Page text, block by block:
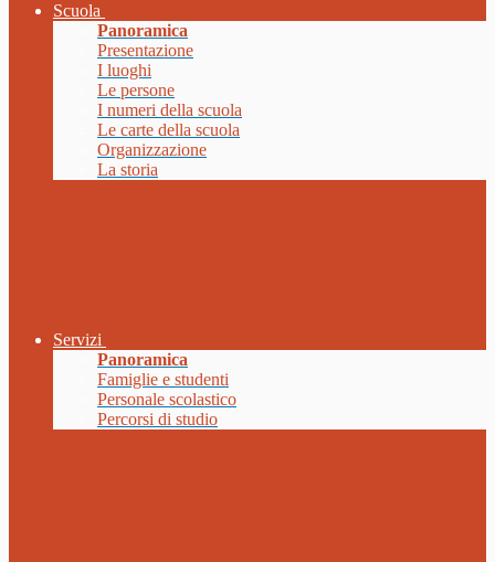
Scuola
Panoramica
Presentazione
I luoghi
Le persone
I numeri della scuola
Le carte della scuola
Organizzazione
La storia
Servizi
Panoramica
Famiglie e studenti
Personale scolastico
Percorsi di studio